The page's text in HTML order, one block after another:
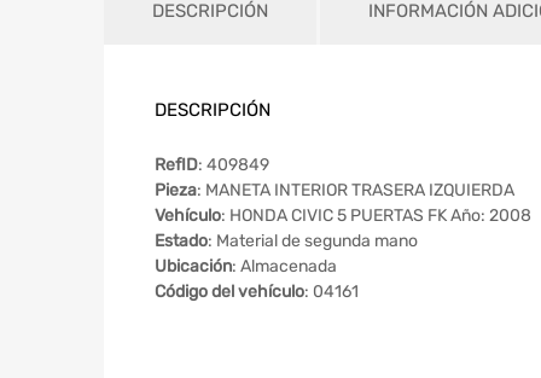
DESCRIPCIÓN INFORMACIÓN
DESCRIPCIÓN
RefID: 409849
Pieza: MANETA INTERIOR TRASERA IZQUIERDA
Vehículo: HONDA CIVIC 5 PUERTAS FK Año: 2008
Estado: Material de segunda mano
Ubicación: Almacenada
Código del vehículo: 04161